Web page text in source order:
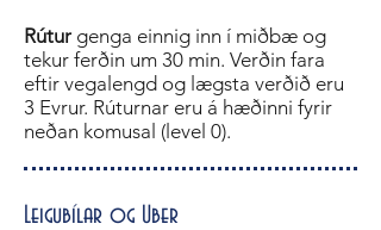
Rútur genga einnig inn í miðbæ og
tekur ferðin um 30 min. Verðin fara
eftir vegalengd og lægsta verðið eru
3 Evrur. Rúturnar eru á hæðinni fyrir
neðan komusal (level 0).
Leigubílar og Uber